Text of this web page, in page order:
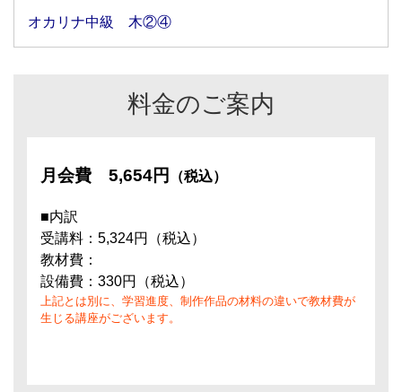
オカリナ中級 木②④
料金のご案内
月会費 5,654円 （税込）
■内訳
受講料：5,324円（税込）
教材費：
設備費：330円（税込）
上記とは別に、学習進度、制作作品の材料の違いで教材費が
生じる講座がございます。